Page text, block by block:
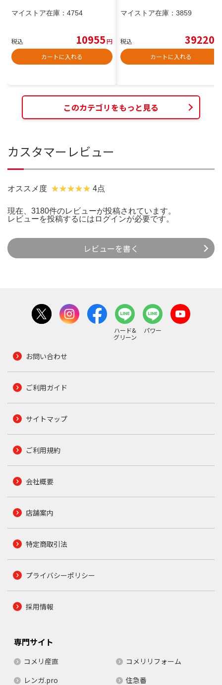
マイストア在庫： 4754
税込 10955円
カートに入れる
マイストア在庫： 3859
税込 39220
カートに入れる
このカテゴリをもっと見る
カスタマーレビュー
オススメ度 4点
現在、3180件のレビューが投稿されています。
レビューを投稿するには ログインが必要です。
レビューを書く
ハード&
グリーン
パワー
お問い合わせ
ご利用ガイド
サイトマップ
ご利用規約
会社概要
店舗案内
特定商取引法
プライバシーポリシー
採用情報
専門サイト
コメリ産直
コメリリフォーム
レンガ.pro
住急番